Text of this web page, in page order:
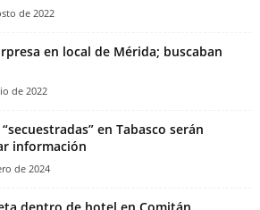
de 2022
en local de Mérida; buscaban
de 2022
en Tabasco serán
información
de 2024